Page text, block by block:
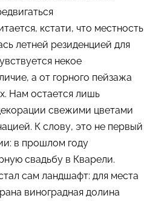
кстати, что местность
летней резиденцией для
некое
а от горного пейзажа
Нам остается лишь
свежими цветами
К слову, это не первый
в прошлом году
свадьбу в Кварели.
сам ландшафт: для места
виноградная долина